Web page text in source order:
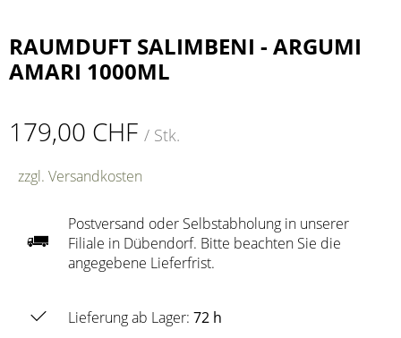
RAUMDUFT SALIMBENI - ARGUMI
AMARI 1000ML
179,00 CHF / Stk.
zzgl. Versandkosten
Postversand oder Selbstabholung in unserer
Filiale in Dübendorf. Bitte beachten Sie die
angegebene Lieferfrist.
Lieferung ab Lager: 72 h